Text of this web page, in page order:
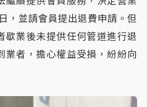
，並請會員提出退費申請。但
歇業後未提供任何管道進行退
業者，擔心權益受損，紛紛向